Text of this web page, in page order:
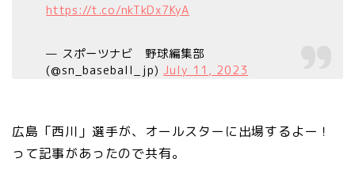
https://t.co/nkTkDx7KyA
— スポーツナビ 野球編集部
(@sn_baseball_jp)July 11, 2023
広島「西川」選手が、オールスターに出場するよー！
って記事があったので共有。